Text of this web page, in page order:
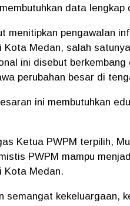
data lengkap
menitipkan pengawalan
Medan, salah
ini disebut
perubahan besar di
ini membutuhkan
Ketua PWPM terpilih,
PWPM mampu
Kota Medan.
semangat kekeluargaan,